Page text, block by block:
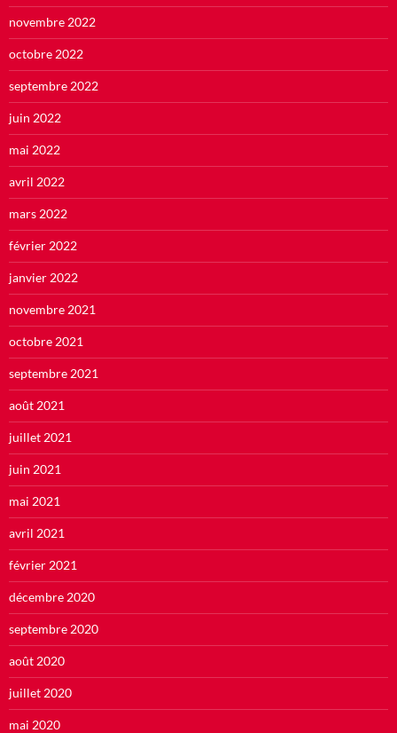
novembre 2022
octobre 2022
septembre 2022
juin 2022
mai 2022
avril 2022
mars 2022
février 2022
janvier 2022
novembre 2021
octobre 2021
septembre 2021
août 2021
juillet 2021
juin 2021
mai 2021
avril 2021
février 2021
décembre 2020
septembre 2020
août 2020
juillet 2020
mai 2020